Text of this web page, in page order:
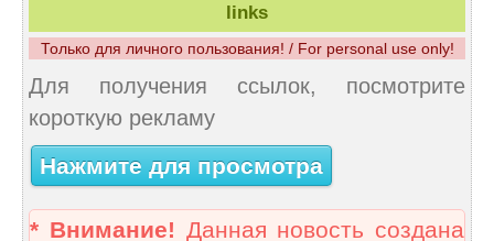
links
Только для личного пользования! / For personal use only!
Для получения ссылок, посмотрите
короткую рекламу
Нажмите для просмотра
* Внимание! Данная новость создана